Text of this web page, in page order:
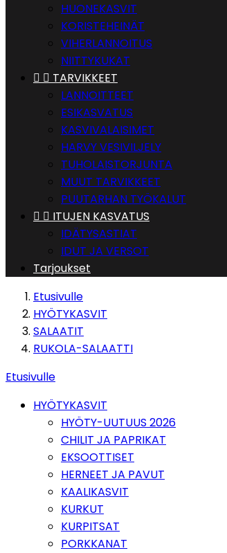
HUONEKASVIT
KORISTEHEINÄT
VIHERLANNOITUS
NIITTYKUKAT
  TARVIKKEET
LANNOITTEET
ESIKASVATUS
KASVIVALAISIMET
HARVY VESIVILJELY
TUHOLAISTORJUNTA
MUUT TARVIKKEET
PUUTARHAN TYÖKALUT
  ITUJEN KASVATUS
IDÄTYSASTIAT
IDUT JA VERSOT
Tarjoukset
Etusivulle
HYÖTYKASVIT
SALAATIT
RUKOLA-SALAATTI
Etusivulle
HYÖTYKASVIT
HYÖTY-UUTUUS 2026
CHILIT JA PAPRIKAT
EKSOOTTISET
HERNEET JA PAVUT
KAALIKASVIT
KURKUT
KURPITSAT
PORKKANAT